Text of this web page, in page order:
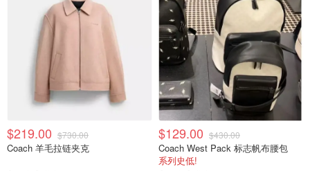
$219.00 $730.00
Coach 羊毛拉链夹克
$129.00 $430.00
Coach West Pack 标志帆布腰包
系列史低!